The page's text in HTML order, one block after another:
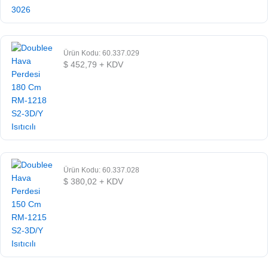
Ürün Kodu: 60.337.029
$ 452,79 + KDV
Ürün Kodu: 60.337.028
$ 380,02 + KDV